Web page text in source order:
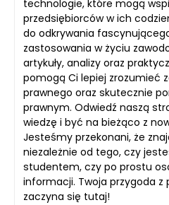
technologie, które mogą
przedsiębiorców w ich
do odkrywania
zastosowania w życiu
artykuły, analizy oraz
pomogą Ci lepiej zrozumieć
prawnego oraz skutecznie
prawnym. Odwiedź naszą
wiedzę i być na bieżąco z
Jesteśmy przekonani, że
niezależnie od tego, czy
studentem, czy po prostu
informacji. Twoja przygoda z
zaczyna się tutaj!